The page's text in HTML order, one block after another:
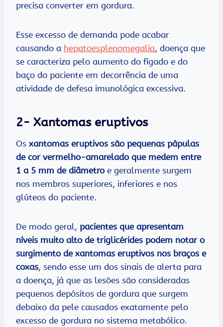
precisa converter em gordura.
Esse excesso de demanda pode acabar
causando a hepatoesplenomegalia, doença que
se caracteriza pelo aumento do fígado e do
baço do paciente em decorrência de uma
atividade de defesa imunológica excessiva.
2- Xantomas eruptivos
Os xantomas eruptivos são pequenas pápulas
de cor vermelho-amarelado que medem entre
1 a 5 mm de diâmetroe geralmente surgem
nos membros superiores, inferiores e nos
glúteos do paciente.
De modo geral, pacientes que apresentam
níveis muito alto de triglicérides podem notar o
surgimento de xantomas eruptivos nos braços e
coxas, sendo esse um dos sinais de alerta para
a doença, já que as lesões são consideradas
pequenos depósitos de gordura que surgem
debaixo da pele causados exatamente pelo
excesso de gordura no sistema metabólico.